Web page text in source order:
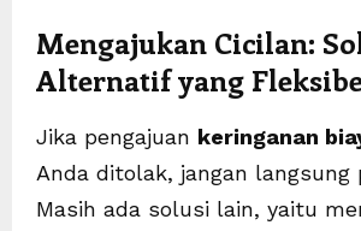
Mengajukan Cicilan:
Alternatif yang
Jika pengajuan keringanan
Anda ditolak, jangan langsung
Masih ada solusi lain, yaitu